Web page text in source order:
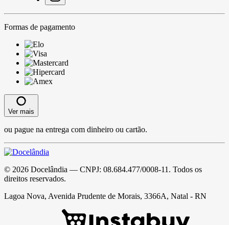
Formas de pagamento
Ver mais
ou pague na entrega com dinheiro ou cartão.
© 2026 Docelândia — CNPJ: 08.684.477/0008-11 . Todos os
direitos reservados.
Lagoa Nova, Avenida Prudente de Morais, 3366A, Natal - RN